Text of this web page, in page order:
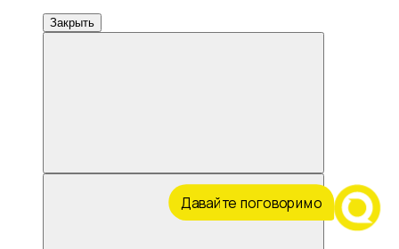
Закрыть
Давайте поговоримо